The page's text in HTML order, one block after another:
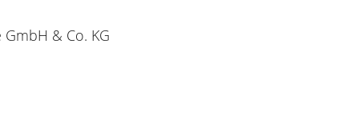
& Co. KG